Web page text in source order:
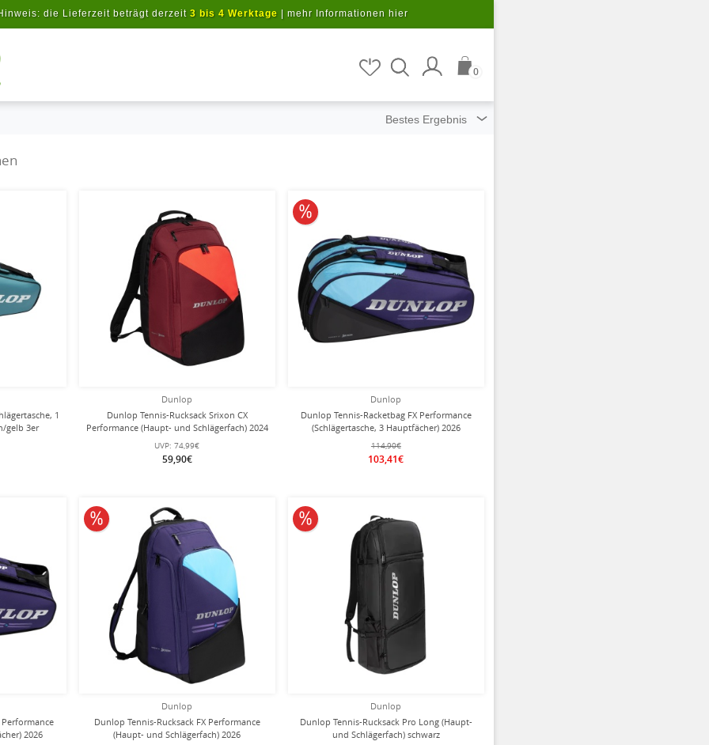
die Lieferzeit beträgt derzeit 3 bis 4 Werktage mehr Informationen hier
0
1
gelb 3er
Dunlop
Dunlop Tennis-Rucksack Srixon CX
Performance (Haupt- und Schlägerfach) 2024
UVP: 74,99€
59,90€
Dunlop
Dunlop Tennis-Racketbag FX Performance
(Schlägertasche, 3 Hauptfächer) 2026
114,90€
103,41€
10% reduziert
Performance
2026
Dunlop
Dunlop Tennis-Rucksack FX Performance
(Haupt- und Schlägerfach) 2026
10% reduziert
Dunlop
Dunlop Tennis-Rucksack Pro Long (Haupt-
und Schlägerfach) schwarz
10% reduziert